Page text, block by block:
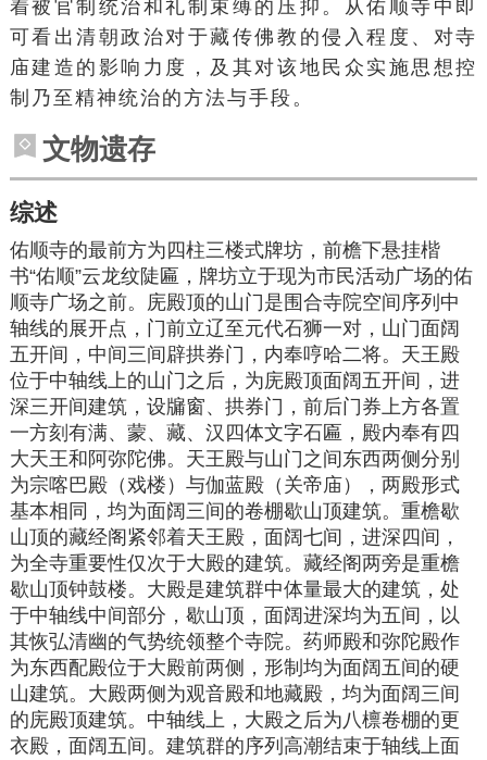
着被官制统治和礼制束缚的压抑。从佑顺寺中即
可看出清朝政治对于藏传佛教的侵入程度、对寺
庙建造的影响力度，及其对该地民众实施思想控
制乃至精神统治的方法与手段。
文物遗存
综述
佑顺寺的最前方为四柱三楼式牌坊，前檐下悬挂楷
书“佑顺”云龙纹陡匾，牌坊立于现为市民活动广场的佑
顺寺广场之前。庑殿顶的山门是围合寺院空间序列中
轴线的展开点，门前立辽至元代石狮一对，山门面阔
五开间，中间三间辟拱券门，内奉哼哈二将。天王殿
位于中轴线上的山门之后，为庑殿顶面阔五开间，进
深三开间建筑，设牖窗、拱券门，前后门券上方各置
一方刻有满、蒙、藏、汉四体文字石匾，殿内奉有四
大天王和阿弥陀佛。天王殿与山门之间东西两侧分别
为宗喀巴殿（戏楼）与伽蓝殿（关帝庙），两殿形式
基本相同，均为面阔三间的卷棚歇山顶建筑。重檐歇
山顶的藏经阁紧邻着天王殿，面阔七间，进深四间，
为全寺重要性仅次于大殿的建筑。藏经阁两旁是重檐
歇山顶钟鼓楼。大殿是建筑群中体量最大的建筑，处
于中轴线中间部分，歇山顶，面阔进深均为五间，以
其恢弘清幽的气势统领整个寺院。药师殿和弥陀殿作
为东西配殿位于大殿前两侧，形制均为面阔五间的硬
山建筑。大殿两侧为观音殿和地藏殿，均为面阔三间
的庑殿顶建筑。中轴线上，大殿之后为八檩卷棚的更
衣殿，面阔五间。建筑群的序列高潮结束于轴线上面